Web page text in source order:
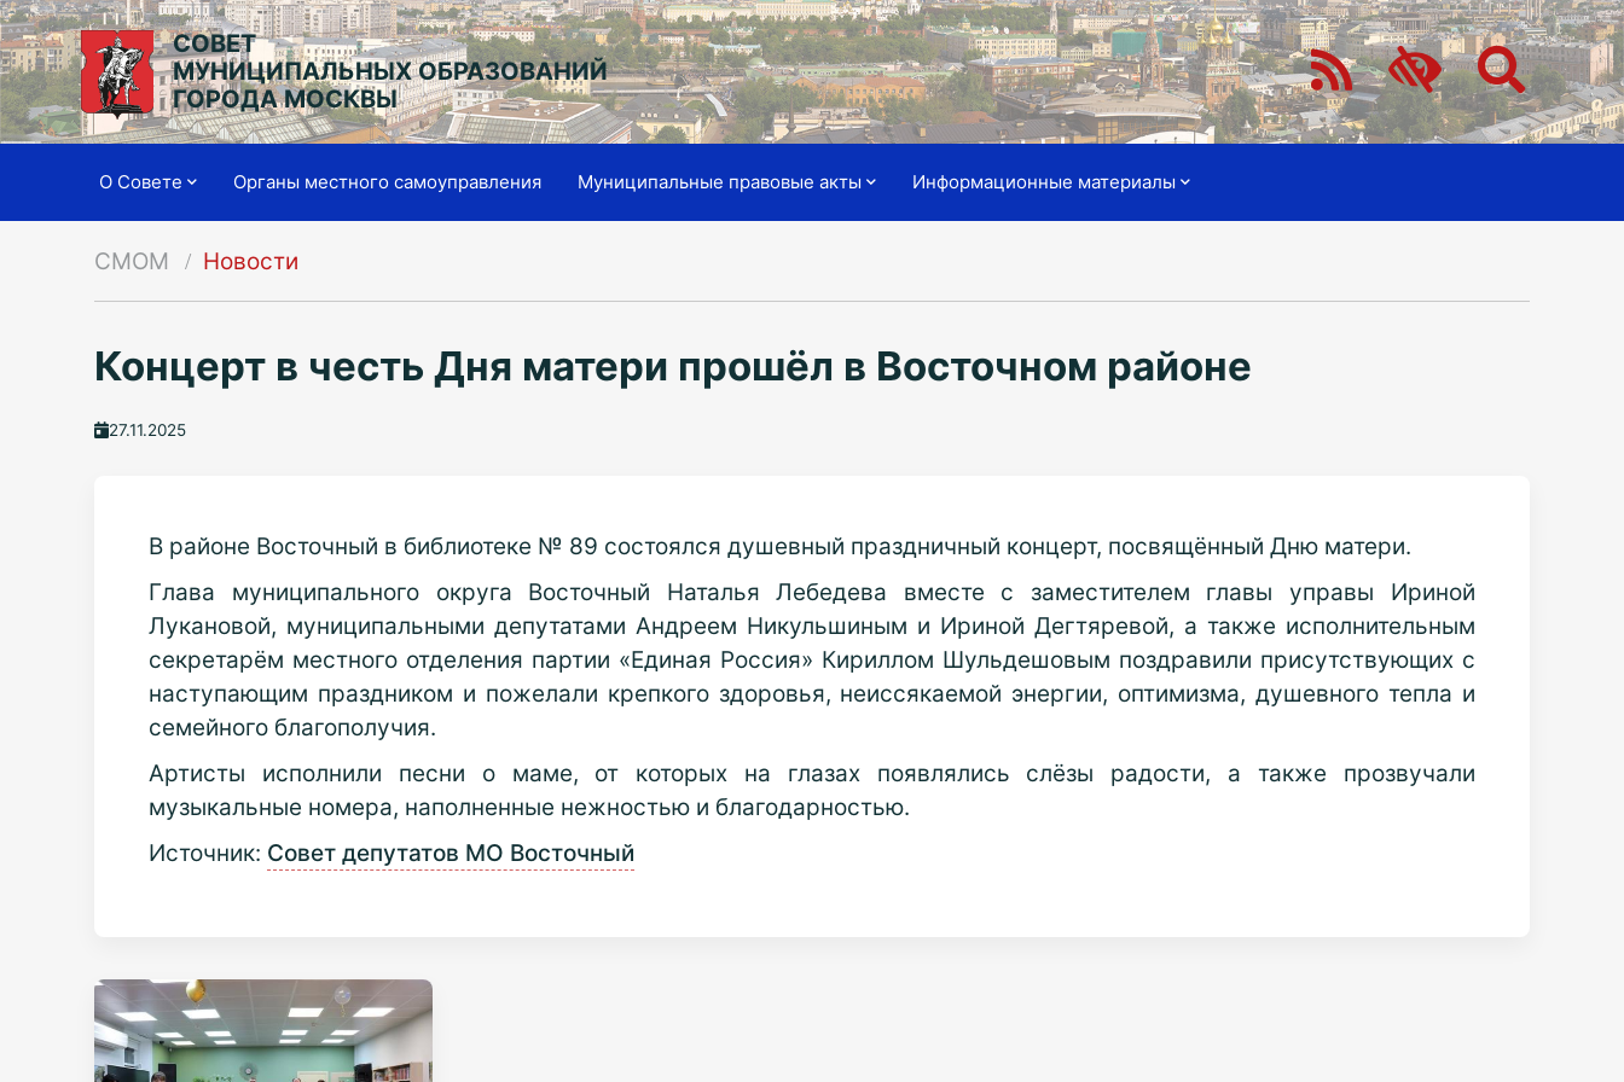
СОВЕТ
МУНИЦИПАЛЬНЫХ ОБРАЗОВАНИЙ
ГОРОДА МОСКВЫ
О Совете Органы местного самоуправления Муниципальные правовые акты Информационные материалы
СМОМ Новости
Концерт в честь Дня матери прошёл в Восточном районе
27.11.2025
В районе Восточный в библиотеке № 89 состоялся душевный праздничный концерт, посвящённый Дню матери.
Глава муниципального округа Восточный Наталья Лебедева вместе с заместителем главы управы Ириной
Лукановой, муниципальными депутатами Андреем Никульшиным и Ириной Дегтяревой, а также исполнительным
секретарём местного отделения партии «Единая Россия» Кириллом Шульдешовым поздравили присутствующих с
наступающим праздником и пожелали крепкого здоровья, неиссякаемой энергии, оптимизма, душевного тепла и
семейного благополучия.
Артисты исполнили песни о маме, от которых на глазах появлялись слёзы радости, а также прозвучали
музыкальные номера, наполненные нежностью и благодарностью.
Источник: Совет депутатов МО Восточный